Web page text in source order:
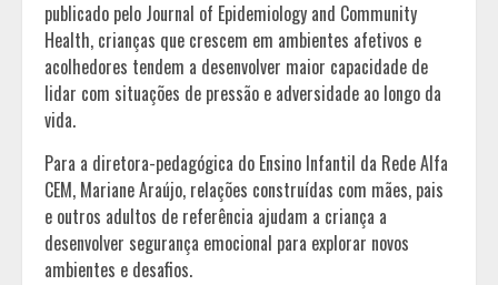
publicado pelo Journal of Epidemiology and Community
Health, crianças que crescem em ambientes afetivos e
acolhedores tendem a desenvolver maior capacidade de
lidar com situações de pressão e adversidade ao longo da
vida.
Para a diretora-pedagógica do Ensino Infantil da Rede Alfa
CEM, Mariane Araújo, relações construídas com mães, pais
e outros adultos de referência ajudam a criança a
desenvolver segurança emocional para explorar novos
ambientes e desafios.